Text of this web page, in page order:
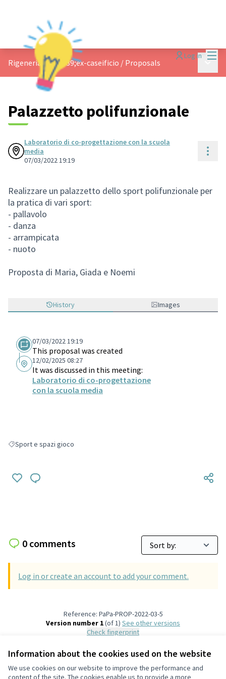
Information about the cookies used on the website
We use cookies on our website to improve the performance and
content of the site. The cookies enable us to provide a more
Log in
Rigeneriamo l&#39;ex-caseificio / Proposals Main
Palazzetto polifunzionale
Laboratorio di co-progettazione con la scuola
media
07/03/2022 19:19
Realizzare un palazzetto dello sport polifunzionale per
la pratica di vari sport:
- pallavolo
- danza
- arrampicata
- nuoto
Proposta di Maria, Giada e Noemi
History Images
07/03/2022 19:19
This proposal was created
12/02/2025 08:27
It was discussed in this meeting:
Laboratorio di co-progettazione
con la scuola media
Filter results for: Sport e spazi gioco
Sport e spazi gioco
0 comments
Log in or create an account to add your comment.
Reference: PaPa-PROP-2022-03-5
Version number 1(of 1)
see other versions
Check fingerprint
Cookie settings